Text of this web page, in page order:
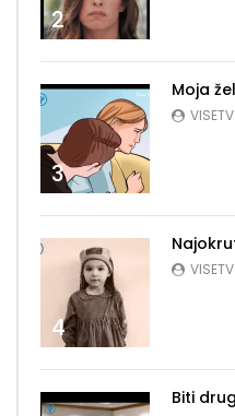
2
3
Moja
4
Biti